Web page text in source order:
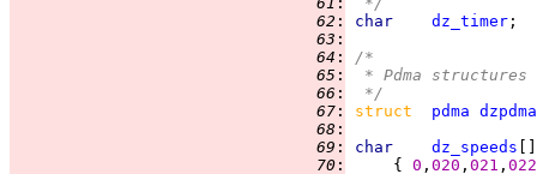
  62
: char dz_timer
  63
:
  64
:
/*
  65
:
* Pdma
  66
:
*/
  67
: struct pdma dzpdma
  68
:
  69
: char dz_speeds
  70
:
     {
0 , 020 , 021 , 022